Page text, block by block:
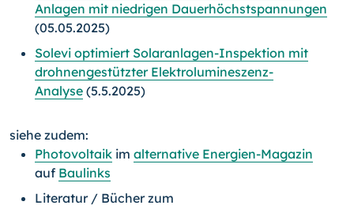
Anlagen mit niedrigen Dauerhöchstspannungen
(05.05.2025)
Solevi optimiert Solaranlagen-Inspektion mit
drohnengestützter Elektrolumineszenz-
Analyse (5.5.2025)
siehe zudem:
Photovoltaik im alternative Energien-Magazin
auf Baulinks
Literatur / Bücher zum